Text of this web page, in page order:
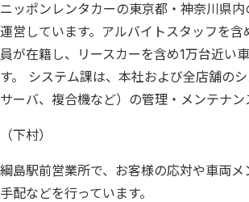
ニッポンレンタカーの東京都・神奈川県
運営しています。アルバイトスタッフを
員が在籍し、リースカーを含め1万台近い
す。 システム課は、本社および全店舗のシ
サーバ、複合機など）の管理・メンテナン
（下村）
綱島駅前営業所で、お客様の応対や車両
手配などを行っています。